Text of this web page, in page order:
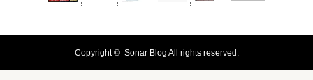
Copyright © Sonar Blog All rights reserved.